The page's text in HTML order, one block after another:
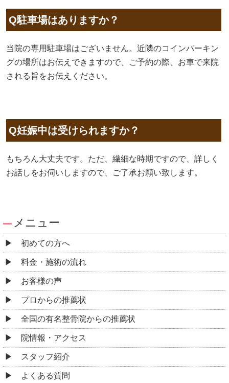
Q駐車場はありますか？
当院の専用駐車場はございません。近隣のコインパーキン
グの場所はお伝えできますので、ご予約の際、お車で来院
される旨をお伝えください。
Q妊娠中は受けられますか？
もちろん大丈夫です。ただ、繊細な時期ですので、詳しく
お話しをお伺いしますので、ご了承お願い致します。
メニュー
初めての方へ
料金・施術の流れ
お客様の声
プロからの推薦状
全国の有名整骨院からの推薦状
院情報・アクセス
スタッフ紹介
よくある質問